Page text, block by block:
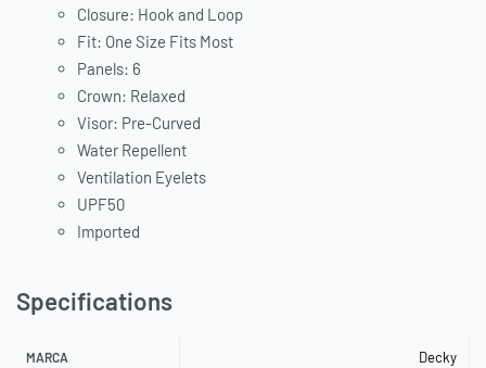
Closure: Hook and Loop
Fit: One Size Fits Most
Panels: 6
Crown: Relaxed
Visor: Pre-Curved
Water Repellent
Ventilation Eyelets
UPF50
Imported
Specifications
MARCA Decky